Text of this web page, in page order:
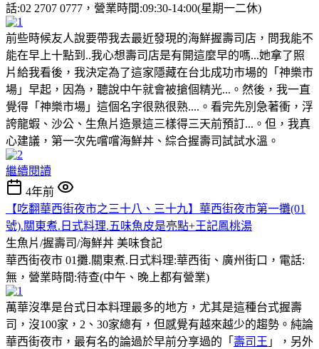
話:02 2707 0777，營業時間:09:30-14:00(星期一二休)
前些時候友人說要帶我去最近發現的海鮮握壽司店，問我能不
能在早上十點到..我心想壽司店是有開這麼早的嗎...她拿了照
片給我看後，我決定為了這家隱藏在台北成功市場的「神樂市
場」早起，因為，聽說中午就會被搶個精光...。然後，我一直
覺得「神樂市場」這個名字很熟很熟....。看完先別急著衝，浮
誇龍蝦、沙公、生魚片造景這三樣得三天前預訂...。但，我真
心建議，第一次先嚐嚐海鮮丼、綜合握壽司試試水溫。
繼續閱讀
4年前
【吃翻華西街夜市之三十八、三十九】華西街夜市第一攤(01
號).關東煮.日式料理.五味魚皮是亮點+王記鳳桃湯
生魚片/握壽司/海鮮丼 美味食記
華西街夜市 01攤.關東煮.日式料理:華西街、廣州街口，電話:
無，營業時間:待查(中午、晚上都有營業)
萬華沒準是台式日本料理最多的地方，尤其是這種台式握壽
司，沒100家，2、30家總有，但感覺有越來越少的趨勢。純論
華西街夜市，最有名的論過於早前分享過的「 壽司王 」，另外